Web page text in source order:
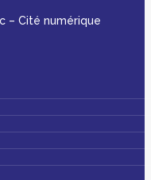
– Cité numérique